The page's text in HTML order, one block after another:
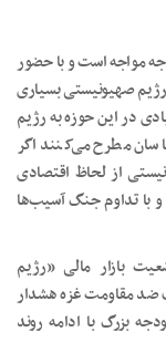
مواجه است و با حضور
صهیونیستی بسیاری
در این حوزه به رژیم
مطرح می‌کنند اگر
از لحاظ اقتصادی
با تداوم جنگ آسیب‌ها
بازار مالی «رژیم
ضد مقاومت غزه هشدار
بزرگ با ادامه روند